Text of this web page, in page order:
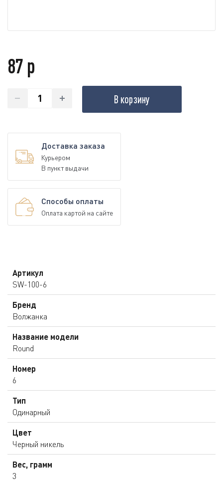
87 р
В корзину
Доставка заказа
Курьером
В пункт выдачи
Способы оплаты
Оплата картой на сайте
Артикул
SW-100-6
Бренд
Волжанка
Название модели
Round
Номер
6
Тип
Одинарный
Цвет
Черный никель
Вес, грамм
3